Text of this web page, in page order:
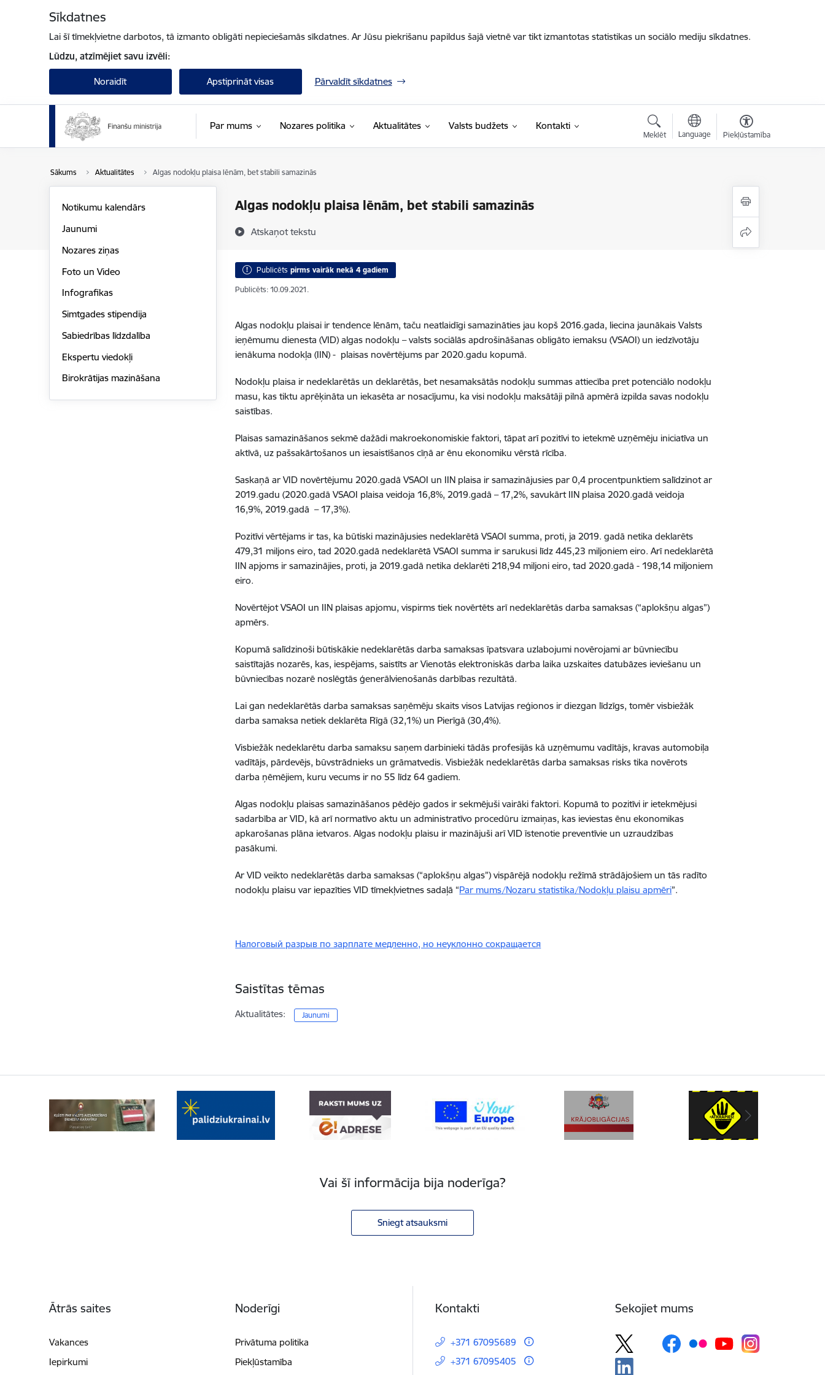
Sīkdatnes
Lai šī tīmekļvietne darbotos, tā izmanto obligāti nepieciešamās sīkdatnes. Ar Jūsu piekrišanu papildus šajā vietnē var tikt izmantotas statistikas un sociālo mediju sīkdatnes.
Lūdzu, atzīmējiet savu izvēli:
Noraidīt Apstiprināt visas Pārvaldīt sīkdatnes
Par mums Nozares politika Aktualitātes Valsts budžets Kontakti
Meklēt Language Piekļūstamība
Sākums Aktualitātes Algas nodokļu plaisa lēnām, bet stabili samazinās
Algas nodokļu plaisa lēnām, bet stabili samazinās
Atskaņot tekstu
Notikumu kalendārs
Jaunumi
Nozares ziņas
Foto un Video
Infografikas
Simtgades stipendija
Sabiedrības līdzdalība
Ekspertu viedokļi
Birokrātijas mazināšana
Publicēts pirms vairāk nekā 4 gadiem
Publicēts: 10.09.2021.
Algas nodokļu plaisai ir tendence lēnām, taču neatlaidīgi samazināties jau kopš 2016.gada, liecina jaunākais Valsts
ieņēmumu dienesta (VID) algas nodokļu – valsts sociālās apdrošināšanas obligāto iemaksu (VSAOI) un iedzīvotāju
ienākuma nodokļa (IIN) - plaisas novērtējums par 2020.gadu kopumā.
Nodokļu plaisa ir nedeklarētās un deklarētās, bet nesamaksātās nodokļu summas attiecība pret potenciālo nodokļu
masu, kas tiktu aprēķināta un iekasēta ar nosacījumu, ka visi nodokļu maksātāji pilnā apmērā izpilda savas nodokļu
saistības.
Plaisas samazināšanos sekmē dažādi makroekonomiskie faktori, tāpat arī pozitīvi to ietekmē uzņēmēju iniciatīva un
aktīvā, uz pašsakārtošanos un iesaistīšanos cīņā ar ēnu ekonomiku vērstā rīcība.
Saskaņā ar VID novērtējumu 2020.gadā VSAOI un IIN plaisa ir samazinājusies par 0,4 procentpunktiem salīdzinot ar
2019.gadu (2020.gadā VSAOI plaisa veidoja 16,8%, 2019.gadā – 17,2%, savukārt IIN plaisa 2020.gadā veidoja
16,9%, 2019.gadā – 17,3%).
Pozitīvi vērtējams ir tas, ka būtiski mazinājusies nedeklarētā VSAOI summa, proti, ja 2019. gadā netika deklarēts
479,31 miljons eiro, tad 2020.gadā nedeklarētā VSAOI summa ir sarukusi līdz 445,23 miljoniem eiro. Arī nedeklarētā
IIN apjoms ir samazinājies, proti, ja 2019.gadā netika deklarēti 218,94 miljoni eiro, tad 2020.gadā - 198,14 miljoniem
eiro.
Novērtējot VSAOI un IIN plaisas apjomu, vispirms tiek novērtēts arī nedeklarētās darba samaksas (“aplokšņu algas”)
apmērs.
Kopumā salīdzinoši būtiskākie nedeklarētās darba samaksas īpatsvara uzlabojumi novērojami ar būvniecību
saistītajās nozarēs, kas, iespējams, saistīts ar Vienotās elektroniskās darba laika uzskaites datubāzes ieviešanu un
būvniecības nozarē noslēgtās ģenerālvienošanās darbības rezultātā.
Lai gan nedeklarētās darba samaksas saņēmēju skaits visos Latvijas reģionos ir diezgan līdzīgs, tomēr visbiežāk
darba samaksa netiek deklarēta Rīgā (32,1%) un Pierīgā (30,4%).
Visbiežāk nedeklarētu darba samaksu saņem darbinieki tādās profesijās kā uzņēmumu vadītājs, kravas automobiļa
vadītājs, pārdevējs, būvstrādnieks un grāmatvedis. Visbiežāk nedeklarētās darba samaksas risks tika novērots
darba ņēmējiem, kuru vecums ir no 55 līdz 64 gadiem.
Algas nodokļu plaisas samazināšanos pēdējo gados ir sekmējuši vairāki faktori. Kopumā to pozitīvi ir ietekmējusi
sadarbība ar VID, kā arī normatīvo aktu un administratīvo procedūru izmaiņas, kas ieviestas ēnu ekonomikas
apkarošanas plāna ietvaros. Algas nodokļu plaisu ir mazinājuši arī VID īstenotie preventīvie un uzraudzības
pasākumi.
Ar VID veikto nedeklarētās darba samaksas (“aplokšņu algas”) vispārējā nodokļu režīmā strādājošiem un tās radīto
nodokļu plaisu var iepazīties VID tīmekļvietnes sadaļā “Par mums/Nozaru statistika/Nodokļu plaisu apmēri”.
Налоговый разрыв по зарплате медленно, но неуклонно сокращается
Saistītas tēmas
Aktualitātes: Jaunumi
Vai šī informācija bija noderīga?
Sniegt atsauksmi
Ātrās saites
Vakances
Iepirkumi
Noderīgi
Privātuma politika
Piekļūstamība
Kontakti
+371 67095689
+371 67095405
Sekojiet mums